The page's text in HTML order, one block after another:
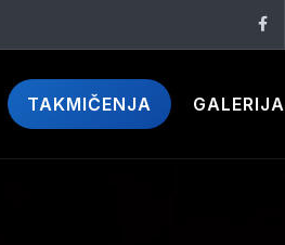
TAKMIČENJA GALERIJA